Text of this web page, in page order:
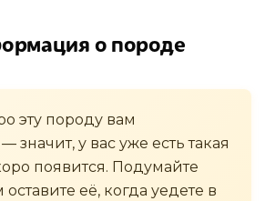
о породе
эту породу вам
значит, у вас уже есть такая
появится. Подумайте
оставите её, когда уедете в